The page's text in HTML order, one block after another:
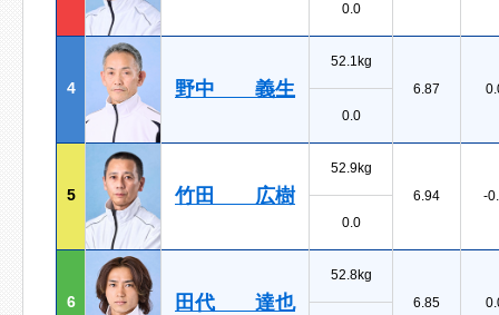
0.0
4 野中 義生
52.1kg
6.87
0.0
5 竹田 広樹
52.9kg
6.94
-
0.0
6 田代 達也
52.8kg
6.85